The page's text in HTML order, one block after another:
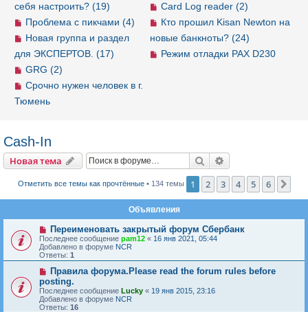
Card Log reader (2)
Кто прошил Kisan Newton на
новые банкноты? (24)
Режим отладки PAX D230
себя настроить? (19)
Проблема с пикчами (4)
Новая группа и раздел
для ЭКСПЕРТОВ. (17)
GRG (2)
Срочно нужен человек в г.
Тюмень
Cash-In
Новая тема
Новаятема Поиск
Отметить все темы как прочтённые• 134 темы 1 2 3 4 5 6
Объявления
Переименовать закрытый форум Сбербанк
Последнее сообщение pam12 « 16 янв 2021, 05:44
Добавлено в форуме NCR
Ответы: 1
Правила форума.Please read the forum rules before
posting.
Последнее сообщение Lucky « 19 янв 2015, 23:16
Добавлено в форуме NCR
Ответы: 16